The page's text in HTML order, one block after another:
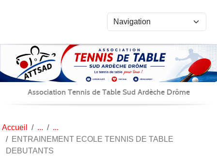
Association Tennis de Table Sud Ardèche Drôme
Accueil
ENTRAINEMENT ECOLE TENNIS DE TABLE
DEBUTANTS